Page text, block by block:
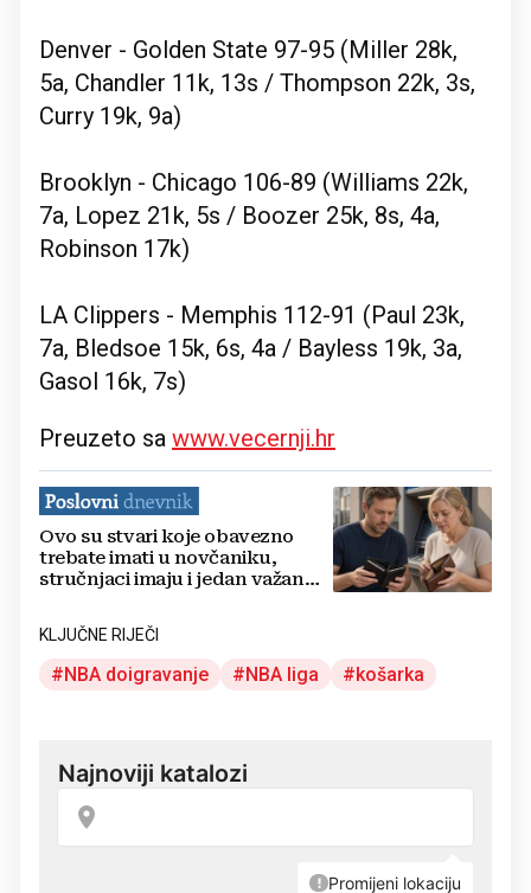
Denver - Golden State 97-95 (Miller 28k,
5a, Chandler 11k, 13s / Thompson 22k, 3s,
Curry 19k, 9a)
Brooklyn - Chicago 106-89 (Williams 22k,
7a, Lopez 21k, 5s / Boozer 25k, 8s, 4a,
Robinson 17k)
LA Clippers - Memphis 112-91 (Paul 23k,
7a, Bledsoe 15k, 6s, 4a / Bayless 19k, 3a,
Gasol 16k, 7s)
Preuzeto sa www.vecernji.hr
Ovo su stvari koje obavezno
trebate imati u novčaniku,
stručnjaci imaju i jedan važan
KLJUČNE RIJEČI
NBA doigravanje NBA liga košarka